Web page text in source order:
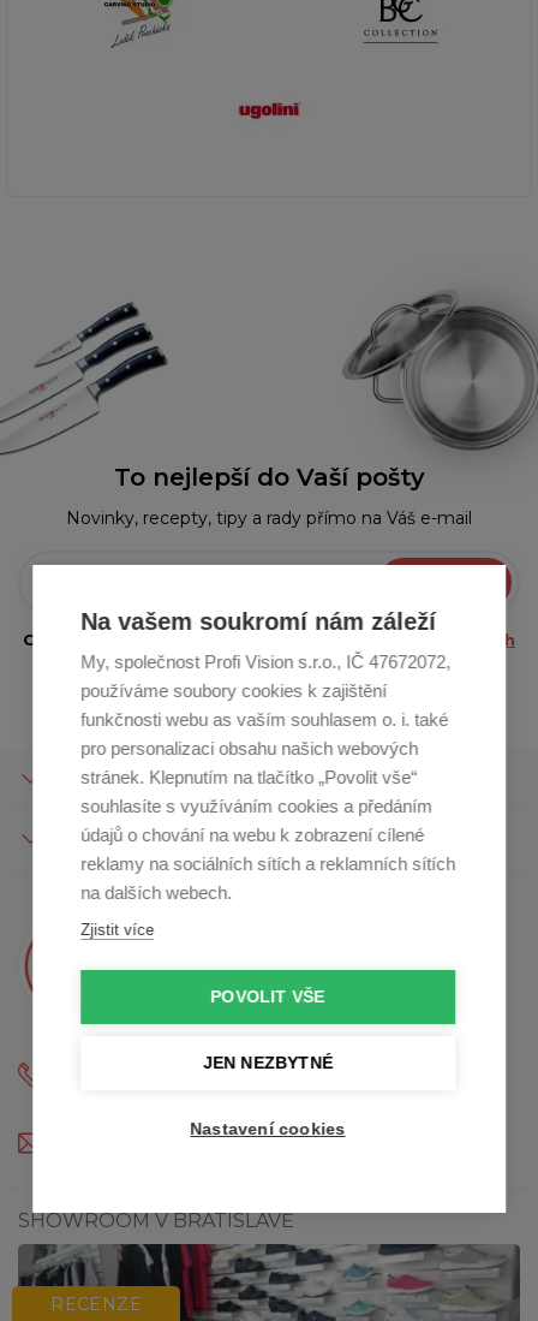
Na vašem soukromí nám záleží
My, společnost Profi Vision s.r.o., IČ 47672072,
používáme soubory cookies k zajištění
funkčnosti webu as vaším souhlasem o. i. také
pro personalizaci obsahu našich webových
stránek. Klepnutím na tlačítko „Povolit vše“
souhlasíte s využíváním cookies a předáním
údajů o chování na webu k zobrazení cílené
reklamy na sociálních sítích a reklamních sítích
na dalších webech.
Zjistit více
POVOLIT VŠE
JEN NEZBYTNÉ
Nastavení cookies
To nejlepší do Vaší pošty
Novinky, recepty, tipy a rady přímo na Váš e-mail
Odesláním e-mailu souhlasíte se
zpracováním osobních
údajů.
O SPOLEČNOSTI
O NÁKUPU
Kristína Vám poradí
profikuchar@profikuchar.cz
SHOWROOM V BRATISLAVĚ
RECENZE